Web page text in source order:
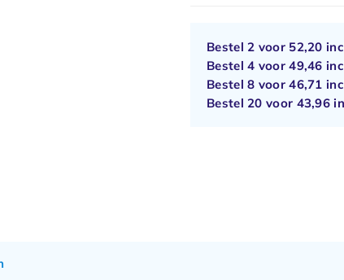
Bestel 2 voor 52,20
Bestel 4 voor49,46
Bestel 8 voor46,71
Bestel 20 voor 43,96